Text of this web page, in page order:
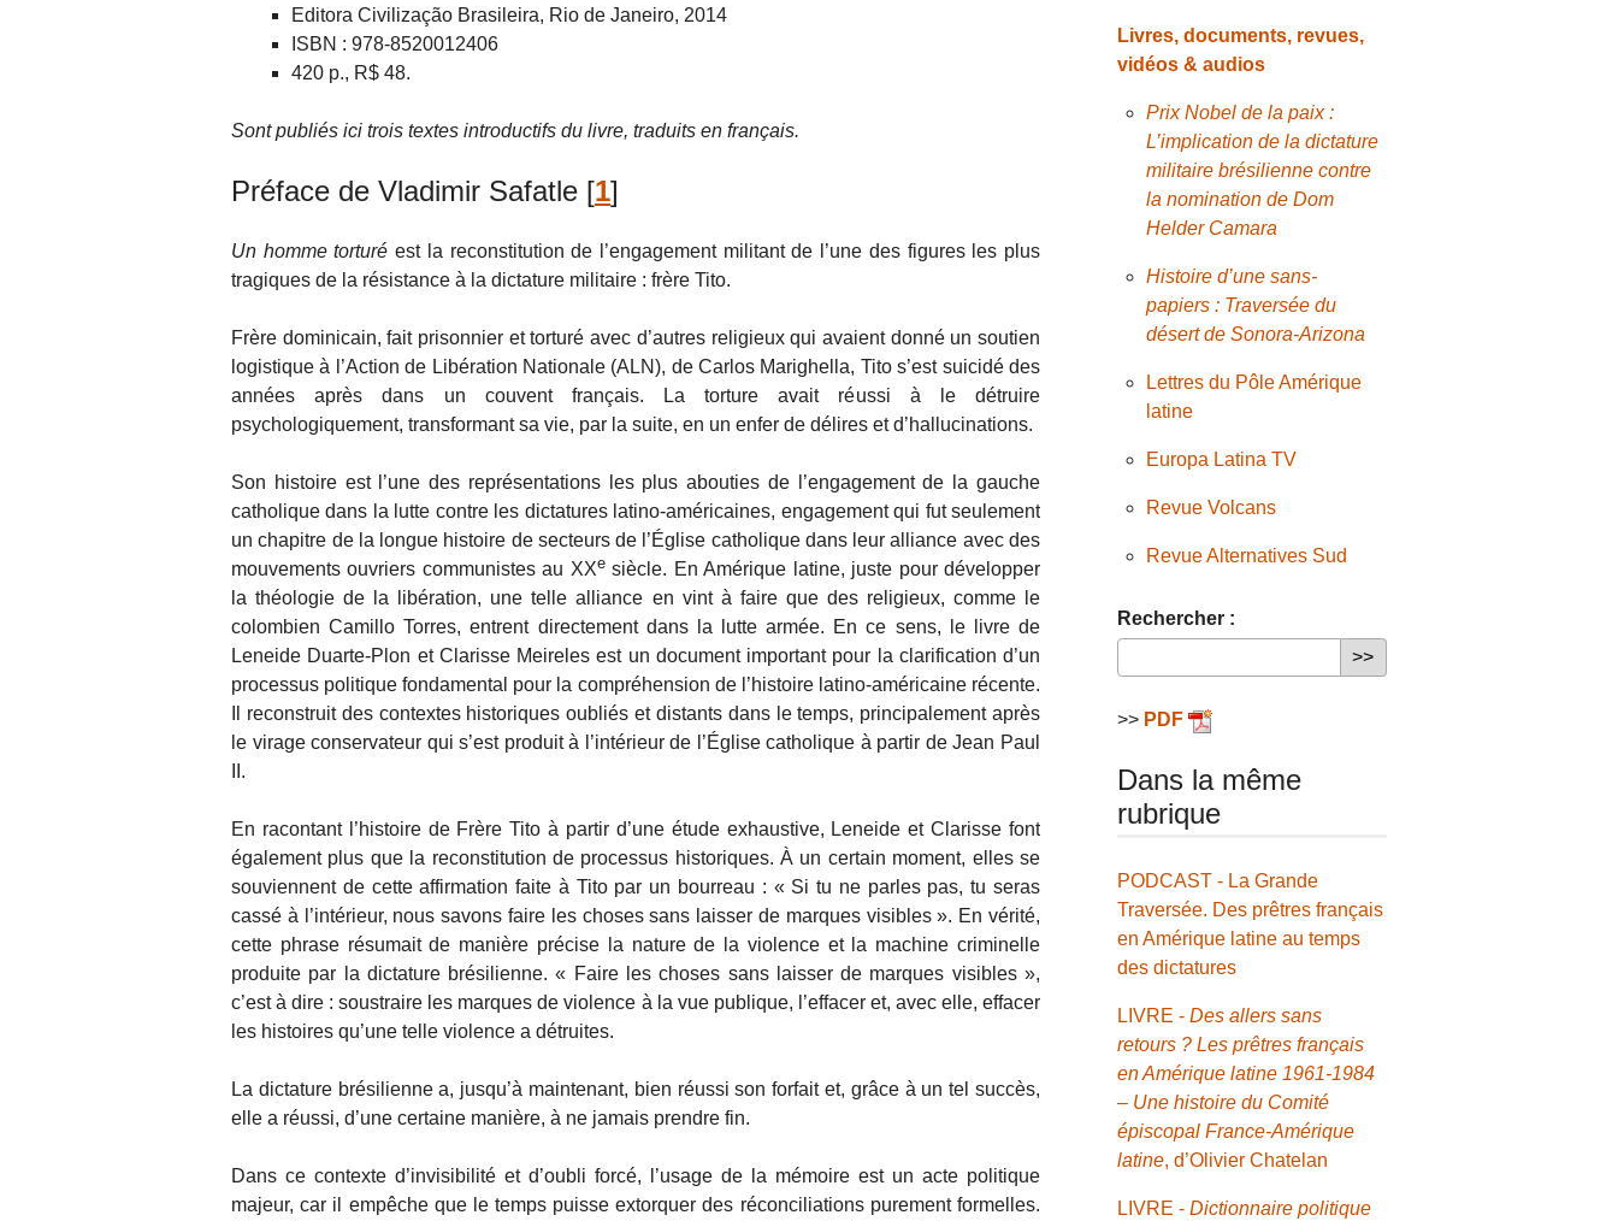
Editora Civilização Brasileira, Rio de Janeiro, 2014
ISBN : 978-8520012406
420 p., R$ 48.
Sont publiés ici trois textes introductifs du livre, traduits en français.
Préface de Vladimir Safatle [1]
Un homme torturé est la reconstitution de l’engagement militant de l’une des figures les plus
tragiques de la résistance à la dictature militaire : frère Tito.
Frère dominicain, fait prisonnier et torturé avec d’autres religieux qui avaient donné un soutien
logistique à l’Action de Libération Nationale (ALN), de Carlos Marighella, Tito s’est suicidé des
années après dans un couvent français. La torture avait réussi à le détruire
psychologiquement, transformant sa vie, par la suite, en un enfer de délires et d’hallucinations.
Son histoire est l’une des représentations les plus abouties de l’engagement de la gauche
catholique dans la lutte contre les dictatures latino-américaines, engagement qui fut seulement
un chapitre de la longue histoire de secteurs de l’Église catholique dans leur alliance avec des
mouvements ouvriers communistes au XXesiècle. En Amérique latine, juste pour développer
la théologie de la libération, une telle alliance en vint à faire que des religieux, comme le
colombien Camillo Torres, entrent directement dans la lutte armée. En ce sens, le livre de
Leneide Duarte-Plon et Clarisse Meireles est un document important pour la clarification d’un
processus politique fondamental pour la compréhension de l’histoire latino-américaine récente.
Il reconstruit des contextes historiques oubliés et distants dans le temps, principalement après
le virage conservateur qui s’est produit à l’intérieur de l’Église catholique à partir de Jean Paul
II.
En racontant l’histoire de Frère Tito à partir d’une étude exhaustive, Leneide et Clarisse font
également plus que la reconstitution de processus historiques. À un certain moment, elles se
souviennent de cette affirmation faite à Tito par un bourreau : « Si tu ne parles pas, tu seras
cassé à l’intérieur, nous savons faire les choses sans laisser de marques visibles ». En vérité,
cette phrase résumait de manière précise la nature de la violence et la machine criminelle
produite par la dictature brésilienne. « Faire les choses sans laisser de marques visibles »,
c’est à dire : soustraire les marques de violence à la vue publique, l’effacer et, avec elle, effacer
les histoires qu’une telle violence a détruites.
La dictature brésilienne a, jusqu’à maintenant, bien réussi son forfait et, grâce à un tel succès,
elle a réussi, d’une certaine manière, à ne jamais prendre fin.
Dans ce contexte d’invisibilité et d’oubli forcé, l’usage de la mémoire est un acte politique
majeur, car il empêche que le temps puisse extorquer des réconciliations purement formelles.
Livres, documents, revues,
vidéos & audios
Prix Nobel de la paix :
L’implication de la dictature
militaire brésilienne contre
la nomination de Dom
Helder Camara
Histoire d’une sans-
papiers : Traversée du
désert de Sonora-Arizona
Lettres du Pôle Amérique
latine
Europa Latina TV
Revue Volcans
Revue Alternatives Sud
Rechercher :
>> PDF
Dans la même
rubrique
PODCAST - La Grande
Traversée. Des prêtres français
en Amérique latine au temps
des dictatures
LIVRE -Des allers sans
retours ? Les prêtres français
en Amérique latine 1961-1984
– Une histoire du Comité
épiscopal France-Amérique
latine, d’Olivier Chatelan
LIVRE -Dictionnaire politique